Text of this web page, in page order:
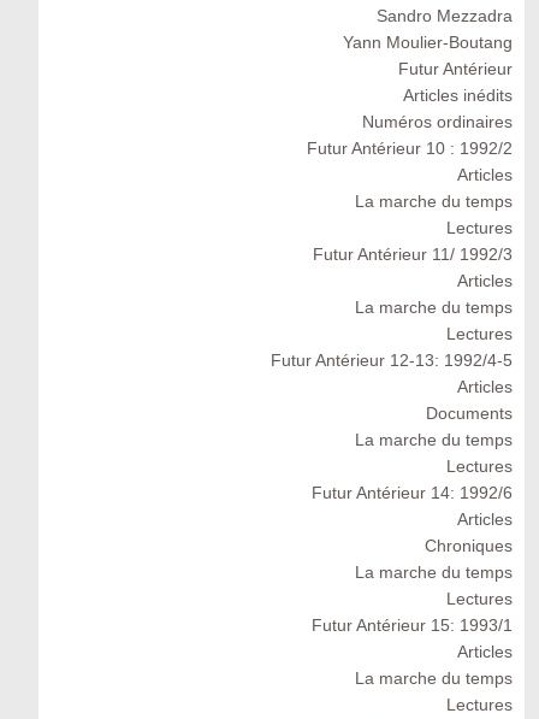
Sandro Mezzadra
Yann Moulier-Boutang
Futur Antérieur
Articles inédits
Numéros ordinaires
Futur Antérieur 10 : 1992/2
Articles
La marche du temps
Lectures
Futur Antérieur 11/ 1992/3
Articles
La marche du temps
Lectures
Futur Antérieur 12-13: 1992/4-5
Articles
Documents
La marche du temps
Lectures
Futur Antérieur 14: 1992/6
Articles
Chroniques
La marche du temps
Lectures
Futur Antérieur 15: 1993/1
Articles
La marche du temps
Lectures